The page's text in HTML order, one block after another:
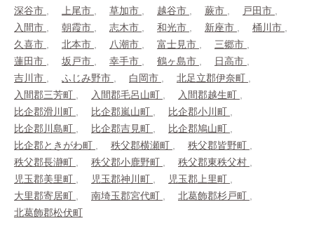
深谷市
上尾市 草加市 越谷市 蕨市
戸田市
入間市
朝霞市 志木市 和光市 新座市
桶川市
久喜市
北本市 八潮市 富士見市
三郷市
蓮田市
坂戸市 幸手市 鶴ヶ島市
日高市
吉川市
ふじみ野市 白岡市
北足立郡伊奈町
入間郡三芳町
入間郡毛呂山町
入間郡越生町
比企郡滑川町
比企郡嵐山町
比企郡小川町
比企郡川島町
比企郡吉見町
比企郡鳩山町
比企郡ときがわ町
秩父郡横瀬町
秩父郡皆野町
秩父郡長瀞町
秩父郡小鹿野町
秩父郡東秩父村
児玉郡美里町
児玉郡神川町
児玉郡上里町
大里郡寄居町
南埼玉郡宮代町
北葛飾郡杉戸町
北葛飾郡松伏町